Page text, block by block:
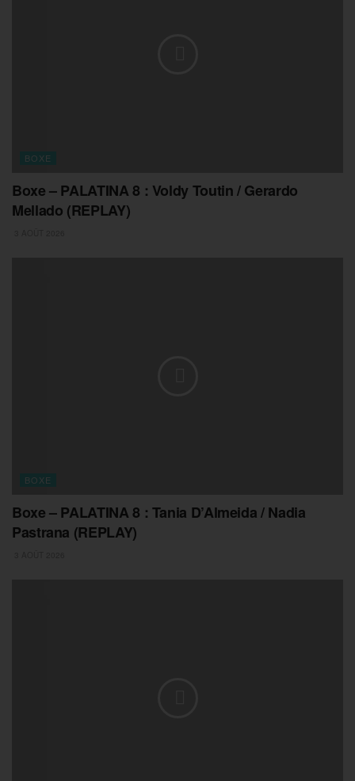
BOXE
Boxe – PALATINA 8 : Voldy Toutin / Gerardo
Mellado (REPLAY)
BOXE
Boxe – PALATINA 8 : Tania D’Almeida / Nadia
Pastrana (REPLAY)